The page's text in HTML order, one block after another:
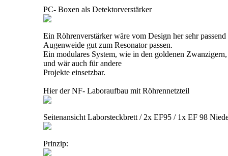
PC- Boxen als Detektorverstärker
Ein Röhrenverstärker wäre vom Design her sehr
Augenweide gut zum Resonator passen.
Ein modulares System, wie in den goldenen
und wär auch für andere
Projekte einsetzbar.
Hier der NF- Laboraufbau mit Röhrennetzteil
Seitenansicht Laborsteckbrett / 2x EF95 / 1x EF 98
Prinzip: